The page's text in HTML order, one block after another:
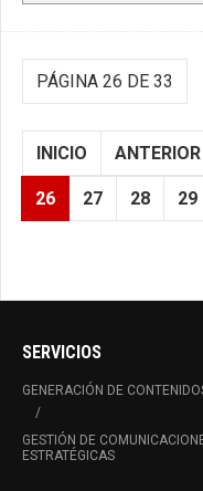
PÁGINA 26 DE 33
INICIO ANTERIOR
26 27 28 29
SERVICIOS
GENERACIÓN DE
GESTIÓN DE
ESTRATÉGICAS